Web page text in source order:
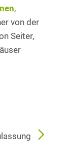
,
von der
Seiter,